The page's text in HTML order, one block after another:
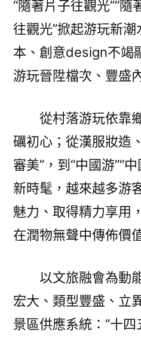
“隨著片子往觀光”“隨
往觀光”掀起游玩新
本、創意design不竭
游玩晉陞檔次、豐盛
從村落游玩依靠
礪初心；從漢服妝造
審美”，到“中國游”“
新時髦，越來越多游
魅力、取得精力享用
在潤物無聲中傳佈價
以文旅融會為動
宏大、類型豐盛、立
景區供應系統：“十四